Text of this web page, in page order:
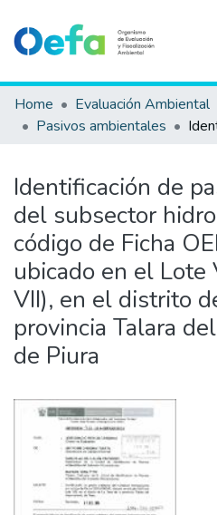
Communities & Collections
All of DSpace
Estad. Externas
Guias ▾
Home Evaluación Ambiental
Pasivos ambientales
Identificación de
del subsector
código de Ficha
ubicado en el Lote
VII), en el distrito
provincia Talara
de Piura